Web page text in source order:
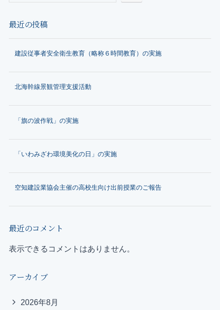
最近の投稿
建設従事者安全衛生教育（略称６時間教育）の実施
北海幹線景観管理支援活動
「旗の波作戦」の実施
「いわみざわ環境美化の日」の実施
空知建設業協会主催の高校生向け出前授業のご報告
最近のコメント
表示できるコメントはありません。
アーカイブ
2026年8月